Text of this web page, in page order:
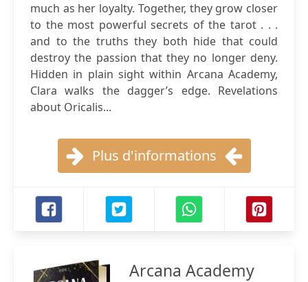
much as her loyalty. Together, they grow closer
to the most powerful secrets of the tarot . . .
and to the truths they both hide that could
destroy the passion that they no longer deny.
Hidden in plain sight within Arcana Academy,
Clara walks the dagger’s edge. Revelations
about Oricalis...
Plus d'informations
Arcana Academy